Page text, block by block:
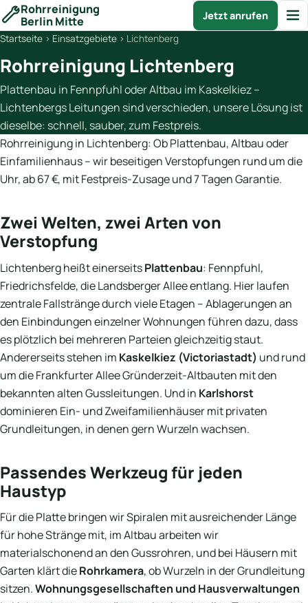
Rohrreinigung
Berlin Mitte
Jetzt anrufen
Startseite › Einsatzgebiete › Lichtenberg
Rohrreinigung Lichtenberg
Plattenbau in Fennpfuhl oder Altbau im Kaskelkiez –
Lichtenbergs Leitungen sind verschieden, unsere Lösung ist
dieselbe: schnell, sauber, zum Festpreis.
Rohrreinigung in Lichtenberg: Ob Plattenbau, Altbau oder
Einfamilienhaus – wir beseitigen Verstopfungen rund um die
Uhr, ab 67 €, mit Festpreis-Zusage und 7 Tagen Garantie.
Zwei Welten, zwei Arten von
Verstopfung
Lichtenberg heißt einerseitsPlattenbau: Fennpfuhl,
Friedrichsfelde, die Landsberger Allee entlang. Hier laufen
zentrale Fallstränge durch viele Etagen – Ablagerungen an
den Einbindungen einzelner Wohnungen führen dazu, dass
es plötzlich bei mehreren Parteien gleichzeitig staut.
Andererseits stehen im Kaskelkiez (Victoriastadt) und rund
um die Frankfurter Allee Gründerzeit-Altbauten mit den
bekannten alten Gussleitungen. Und in Karlshorst
dominieren Ein- und Zweifamilienhäuser mit privaten
Grundleitungen, in denen gern Wurzeln wachsen.
Passendes Werkzeug für jeden
Haustyp
Für die Platte bringen wir Spiralen mit ausreichender Länge
für hohe Stränge mit, im Altbau arbeiten wir
materialschonend an den Gussrohren, und bei Häusern mit
Garten klärt dieRohrkamera, ob Wurzeln in der Grundleitung
sitzen.Wohnungsgesellschaften und Hausverwaltungen